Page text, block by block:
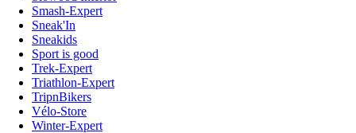
Smash-Expert
Sneak'In
Sneakids
Sport is good
Trek-Expert
Triathlon-Expert
TripnBikers
Vélo-Store
Winter-Expert